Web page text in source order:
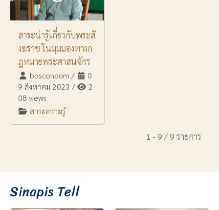
สาระน่ารู้เกี่ยวกับพระสั
งฆราช ในมุมมองทางก
ฎหมายพระศาสนจักร
bosconoom /
0
9 สิงหาคม 2023 /
2
08 views
สาระความรู้
1 - 9 / 9 รายการ
Sinapis Tell